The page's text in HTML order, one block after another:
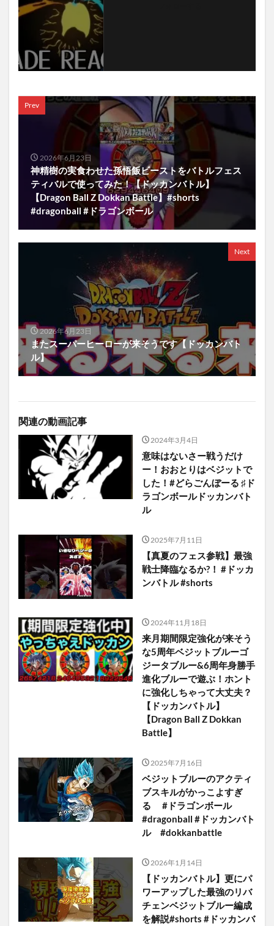
Prev
2026年6月23日
神精樹の実食わせた孫悟飯ビーストをバトルフェス
ティバルで使ってみた！【ドッカンバトル】
【Dragon Ball Z Dokkan Battle】#shorts
#dragonball #ドラゴンボール
Next
2026年6月23日
またスーパーヒーローが来そうです【ドッカンバト
ル】
関連の動画記事
2024年3月4日
意味はないさー戦うだけ
ー！おおとりはベジットで
した！#どらごんぼーる ♯ド
ラゴンボールドッカンバト
ル
2025年7月11日
【真夏のフェス参戦】最強
戦士降臨なるか?！ #ドッカ
ンバトル #shorts
2024年11月18日
来月期間限定強化が来そう
な5周年ベジットブルーゴ
ジータブルー&6周年身勝手
進化ブルーで遊ぶ！ホント
に強化しちゃって大丈夫？
【ドッカンバトル】
【Dragon Ball Z Dokkan
Battle】
2025年7月16日
ベジットブルーのアクティ
ブスキルがかっこよすぎ
る #ドラゴンボール
#dragonball #ドッカンバト
ル #dokkanbattle
2026年1月14日
【ドッカンバトル】更にパ
ワーアップした最強のリバ
チェンベジットブルー編成
を解説#shorts #ドッカンバ